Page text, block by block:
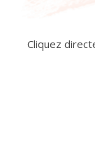
Cliquez